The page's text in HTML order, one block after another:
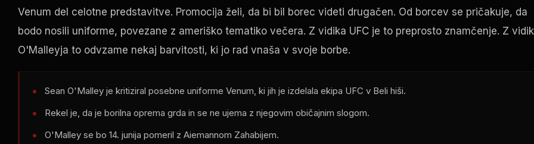
Venum del celotne predstavitve. Promocija želi, da bi bil borec videti drugačen. Od borcev se pričakuje, da
bodo nosili uniforme, povezane z ameriško tematiko večera. Z vidika UFC je to preprosto znamčenje. Z
O'Malleyja to odvzame nekaj barvitosti, ki jo rad vnaša v svoje borbe.
Sean O'Malley je kritiziral posebne uniforme Venum, ki jih je izdelala ekipa UFC v Beli hiši.
Rekel je, da je borilna oprema grda in se ne ujema z njegovim običajnim slogom.
O'Malley se bo 14. junija pomeril z Aiemannom Zahabijem.